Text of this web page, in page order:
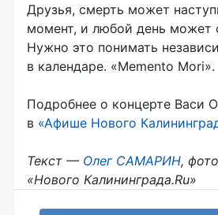
Друзья, смерть может
момент, и любой день может
Нужно это понимать
в календаре. «Memento Mori».
Подробнее о концерте Васи
в «Афише Нового
Текст — Олег САМАРИН,
«Нового Калининграда.Ru»